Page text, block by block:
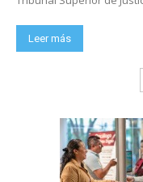
Leer más